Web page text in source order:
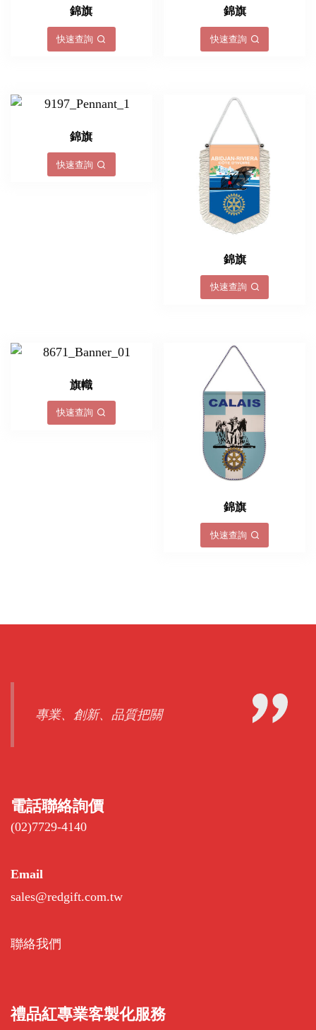
錦旗
快速查詢
錦旗
快速查詢
錦旗
快速查詢
錦旗
快速查詢
旗幟
快速查詢
錦旗
快速查詢
專業、創新、品質把關
電話聯絡詢價
(02)7729-4140
Email
sales@redgift.com.tw
聯絡我們
禮品紅專業客製化服務